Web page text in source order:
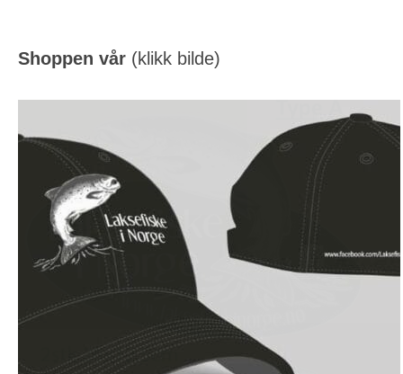
Shoppen vår (klikk bilde)